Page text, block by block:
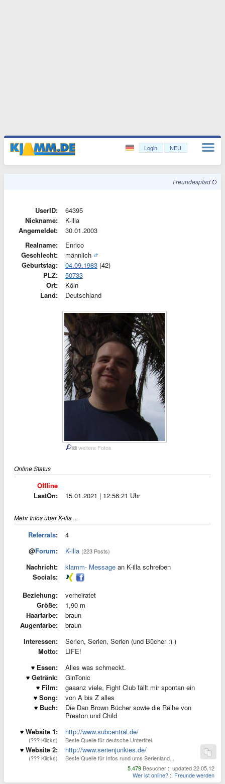
Login NEU
Freundespfad
UserID:
64395
Nickname:
K-illa
Angemeldet:
30.01.2003
Realname:
Enrico
Geschlecht:
männlich
Geburtstag:
04.09.1983 (42)
PLZ:
50733
Ort:
Köln
Land:
Deutschland
weitere Fotos
Online Status
Offline
LastOn:
15.01.2021 | 12:56:21 Uhr
Mehr Infos über K-illa ...
Referrals:
4
@Forum: K-illa (223 Posts)
Nachricht: klamm- Message an K-illa schreiben
Socials:
Beziehung:
verheiratet
Größe:
1,90 m
Haarfarbe:
braun
Augenfarbe:
braun
Interessen:
Serien, Serien, Serien (und Bücher :) )
Motto:
LIFE!
Essen:
Alles was schmeckt.
Getränk:
GinTonic
Film:
gaaanz viele, Fight Club fällt mir spontan ein
Song:
von A bis Z alles
Buch:
Die Dan Brown Bücher sowie die Reihe von
Preston und Child
Website 1:
(??? Klicks)
http://www.subcentral.de/
Beste Quelle für deutsche Untertitel
Website 2:
(??? Klicks)
http://www.serienjunkies.de/
Beste Quelle für Infos rund ums Serienland...
5.479 Besucher :: updated 22.05.12
Wer ist online? :: Freunde werden